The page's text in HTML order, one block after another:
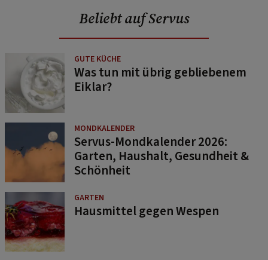
Beliebt auf Servus
GUTE KÜCHE
Was tun mit übrig gebliebenem
Eiklar?
MONDKALENDER
Servus-Mondkalender 2026:
Garten, Haushalt, Gesundheit &
Schönheit
GARTEN
Hausmittel gegen Wespen